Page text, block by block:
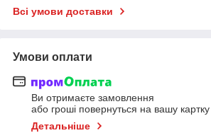
Всі умови доставки
Умови оплати
Ви отримаєте замовлення
або гроші повернуться на вашу картку
Детальніше